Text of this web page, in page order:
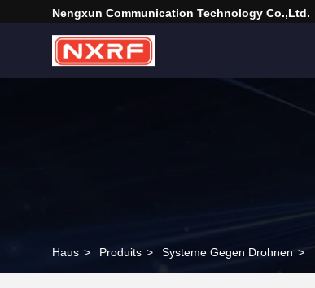
Nengxun Communication Technology Co.,Ltd.
Haus > Produits > Systeme Gegen Drohnen >